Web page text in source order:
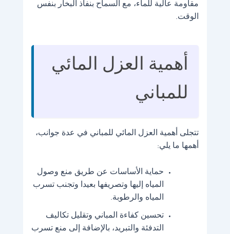
مقاومة عالية للماء، مع السماح بنفاذ البخار بنفس
الوقت.
أهمية العزل المائي
للمباني
تتجلى أهمية العزل المائي للمباني في عدة جوانب،
أهمها ما يلي:
حماية الأساسات عن طريق منع وصول
المياه إليها وتصريفها بعيدا وتجنب تسرب
المياه والرطوبة.
تحسين كفاءة المباني وتقليل تكاليف
التدفئة والتبريد، بالإضافة إلى منع تسرب